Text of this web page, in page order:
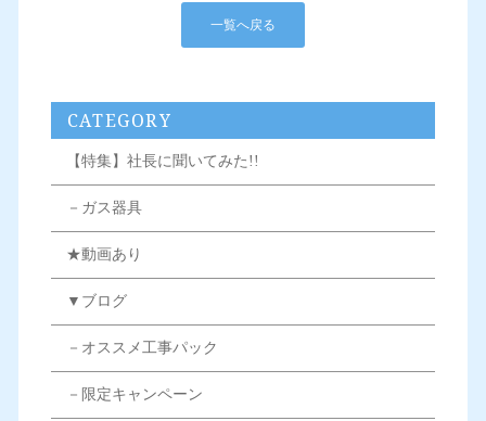
一覧へ戻る
CATEGORY
【特集】社長に聞いてみた!!
－ガス器具
★動画あり
▼ブログ
－オススメ工事パック
－限定キャンペーン